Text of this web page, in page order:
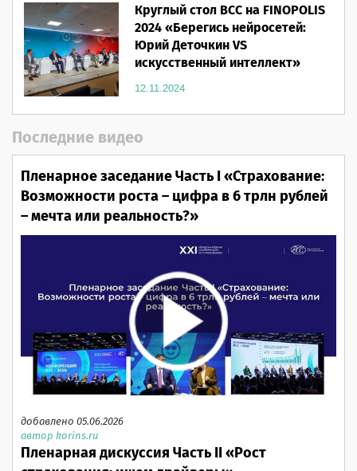
Круглый стол ВСС на FINOPOLIS
2024 «Берегись нейросетей:
Юрий Деточкин VS
искусственный интеллект»
12.11.2024
Последние видео
Пленарное заседание Часть I «Страхование:
Возможности роста – цифра в 6 трлн рублей
– мечта или реальность?»
добавлено 05.06.2026
автор korins.ru
Пленарная дискуссия Часть II «Рост